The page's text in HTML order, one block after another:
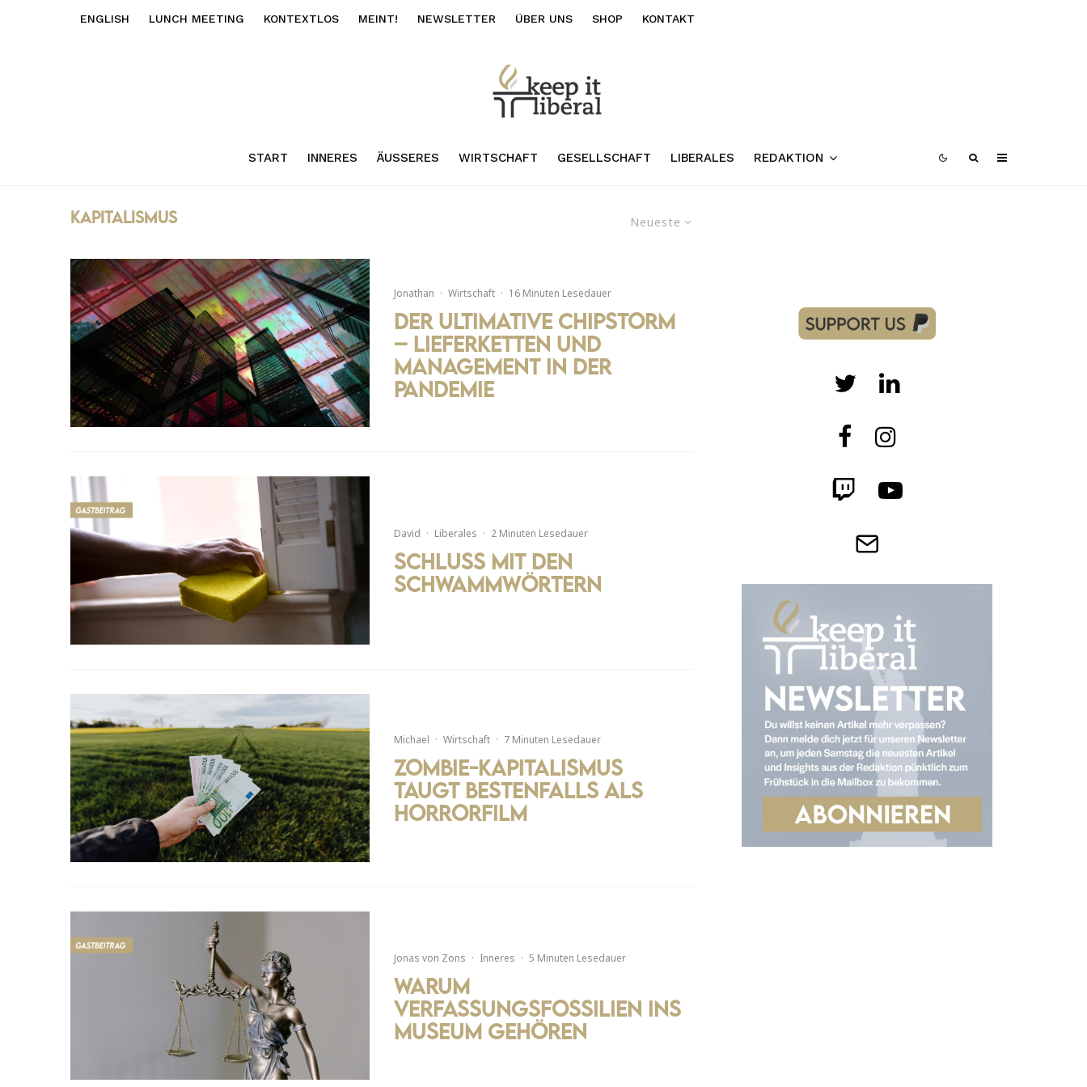
ENGLISH LUNCH MEETING KONTEXTLOS MEINT! NEWSLETTER ÜBER UNS SHOP KONTAKT
START INNERES ÄUSSERES WIRTSCHAFT GESELLSCHAFT LIBERALES REDAKTION
Neueste
kapitalismus
Jonathan · Wirtschaft · 16 Minuten Lesedauer
Der ultimative Chipstorm
– Lieferketten und
Management in der
Pandemie
David · Liberales · 2 Minuten Lesedauer
Schluss mit den
Schwammwörtern
Michael · Wirtschaft · 7 Minuten Lesedauer
Zombie-Kapitalismus
taugt bestenfalls als
Horrorfilm
Jonas von Zons · Inneres · 5 Minuten Lesedauer
Warum
Verfassungsfossilien ins
Museum gehören